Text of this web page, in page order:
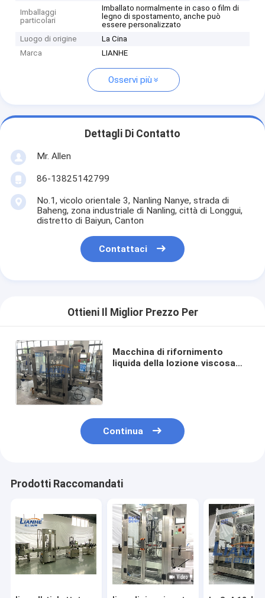
Imballaggi
particolari
Imballato normalmente in caso o film di
legno di spostamento, anche può
essere personalizzato
Luogo di origine
La Cina
Marca
LIANHE
Osservi più
Dettagli Di Contatto
Mr. Allen
86-13825142799
No.1, vicolo orientale 3, Nanling Nanye, strada di
Baheng, zona industriale di Nanling, città di Longgui,
distretto di Baiyun, Canton
Contattaci
Ottieni Il Miglior Prezzo Per
Macchina di rifornimento
liquida della lozione viscosa
Continua
Prodotti Raccomandati